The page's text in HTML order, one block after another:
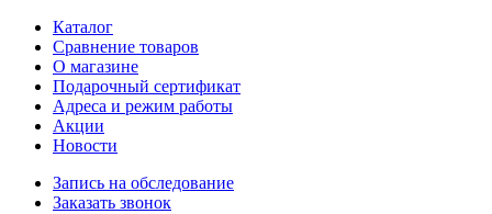
Каталог
Сравнение товаров
О магазине
Подарочный сертификат
Адреса и режим работы
Акции
Новости
Запись на обследование
Заказать звонок